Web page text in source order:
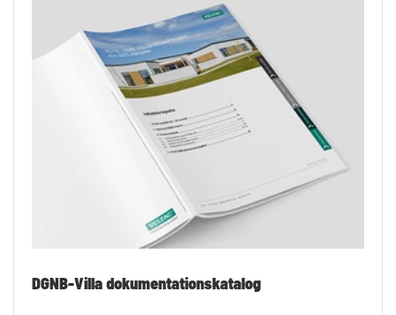
DGNB-Villa dokumentationskatalog